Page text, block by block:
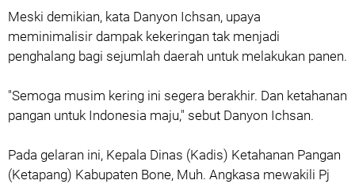
Meski demikian, kata Danyon Ichsan, upaya
meminimalisir dampak kekeringan tak menjadi
penghalang bagi sejumlah daerah untuk melakukan panen.
"Semoga musim kering ini segera berakhir. Dan ketahanan
pangan untuk Indonesia maju," sebut Danyon Ichsan.
Pada gelaran ini, Kepala Dinas (Kadis) Ketahanan Pangan
(Ketapang) Kabupaten Bone, Muh. Angkasa mewakili Pj